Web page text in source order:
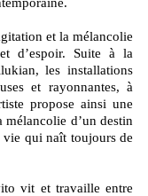
et la mélancolie
d’espoir. Suite à la
les installations
et rayonnantes, à
propose ainsi une
mélancolie d’un destin
vie qui naît toujours de
vit et travaille entre